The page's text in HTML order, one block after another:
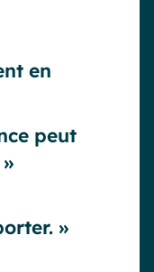
en
peut
»